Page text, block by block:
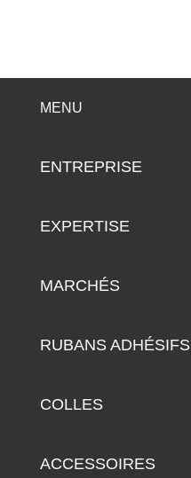
MENU
ENTREPRISE
EXPERTISE
MARCHÉS
RUBANS ADHÉSIFS
COLLES
ACCESSOIRES